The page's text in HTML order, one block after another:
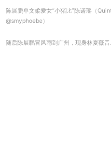
陈展鹏单文柔爱女“小猪比”陈诺瑶（
@smyphoebe）
随后陈展鹏冒风雨到广州，现身林夏薇音